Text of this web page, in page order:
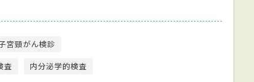
宮頸がん検診
査 内分泌学的検査